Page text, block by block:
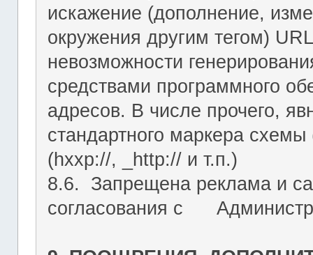
искажение (дополнение,
окружения другим тегом)
невозможности
средствами программного
адресов. В числе прочего,
стандартного маркера
(hxxp://, _http:// и т.п.)
8.6. Запрещена реклама и
согласования с